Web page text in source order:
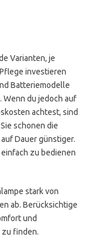
Varianten, je
investieren
Batteriemodelle
du jedoch auf
achtest, sind
schonen die
Dauer günstiger.
zu bedienen
stark von
ab. Berücksichtige
und
zu finden.